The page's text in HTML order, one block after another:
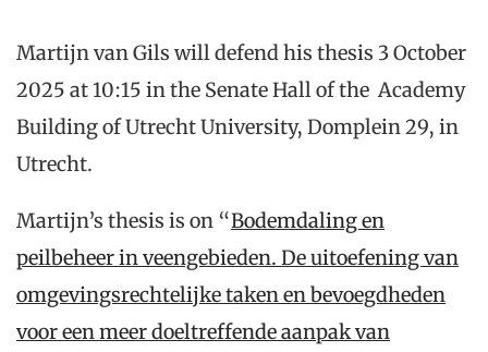
Martijn van Gils will defend his thesis 3 October
2025 at 10:15 in the Senate Hall of the Academy
Building of Utrecht University, Domplein 29, in
Utrecht.
Martijn’s thesis is on “Bodemdaling en
peilbeheer in veengebieden. De uitoefening van
omgevingsrechtelijke taken en bevoegdheden
voor een meer doeltreffende aanpak van